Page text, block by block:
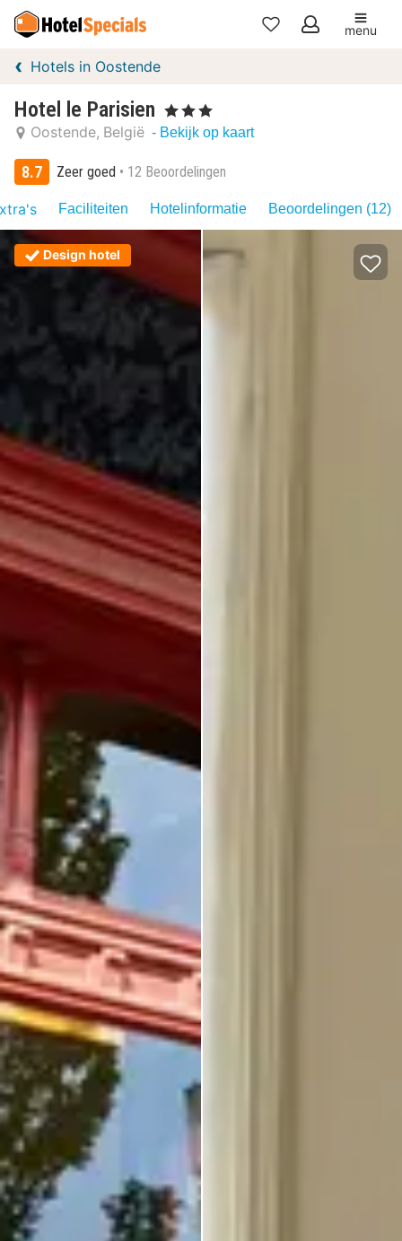
Mijn
menu
Hotels in Oostende
Hotel le Parisien , 3 Sterren
Oostende België - Bekijk op kaart
8.7 Zeer goed 12 Beoordelingen
Faciliteiten Hotelinformatie Beoordelingen (12)
Design hotel